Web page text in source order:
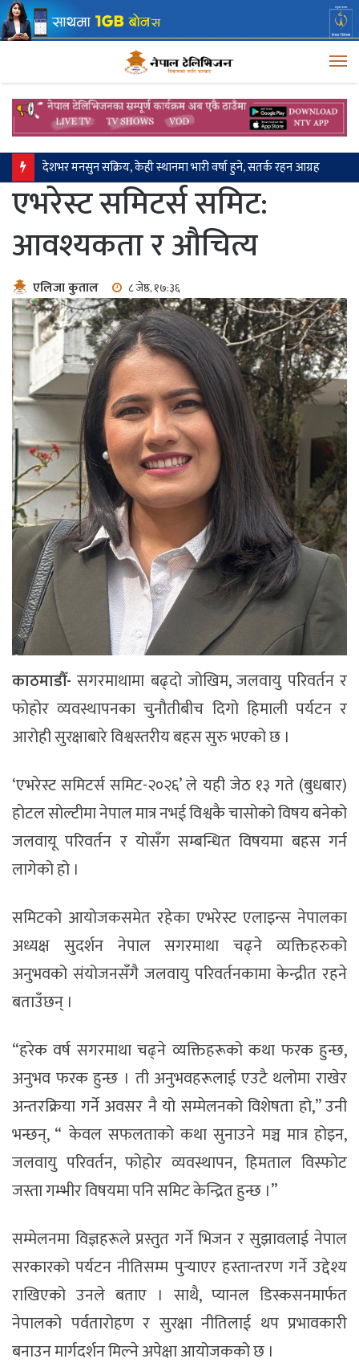
देशभर मनसुन सक्रिय, केही स्थानमा भारी वर्षा हुने, सतर्क रहन आग्रह
एभरेस्ट समिटर्स समिट:
आवश्यकता र औचित्य
एलिजा कुताल ८ जेष्ठ, १७:३६
काठमाडौँ- सगरमाथामा बढ्दो जोखिम, जलवायु परिवर्तन र
फोहोर व्यवस्थापनका चुनौतीबीच दिगो हिमाली पर्यटन र
आरोही सुरक्षाबारे विश्वस्तरीय बहस सुरु भएको छ ।
‘एभरेस्ट समिटर्स समिट-२०२६’ ले यही जेठ १३ गते (बुधबार)
होटल सोल्टीमा नेपाल मात्र नभई विश्वकै चासोको विषय बनेको
जलवायू परिवर्तन र योसँग सम्बन्धित विषयमा बहस गर्न
लागेको हो ।
समिटको आयोजकसमेत रहेका एभरेस्ट एलाइन्स नेपालका
अध्यक्ष सुदर्शन नेपाल सगरमाथा चढ्ने व्यक्तिहरुको
अनुभवको संयोजनसँगै जलवायु परिवर्तनकामा केन्द्रीत रहने
बताउँछन् ।
“हरेक वर्ष सगरमाथा चढ्ने व्यक्तिहरूको कथा फरक हुन्छ,
अनुभव फरक हुन्छ । ती अनुभवहरूलाई एउटै थलोमा राखेर
अन्तरक्रिया गर्ने अवसर नै यो सम्मेलनको विशेषता हो,” उनी
भन्छन्, “ केवल सफलताको कथा सुनाउने मञ्च मात्र होइन,
जलवायु परिवर्तन, फोहोर व्यवस्थापन, हिमताल विस्फोट
जस्ता गम्भीर विषयमा पनि समिट केन्द्रित हुन्छ ।”
सम्मेलनमा विज्ञहरूले प्रस्तुत गर्ने भिजन र सुझावलाई नेपाल
सरकारको पर्यटन नीतिसम्म पुर्‍याएर हस्तान्तरण गर्ने उद्देश्य
राखिएको उनले बताए । साथै, प्यानल डिस्कसनमार्फत
नेपालको पर्वतारोहण र सुरक्षा नीतिलाई थप प्रभावकारी
बनाउन मार्गदर्शन मिल्ने अपेक्षा आयोजकको छ ।